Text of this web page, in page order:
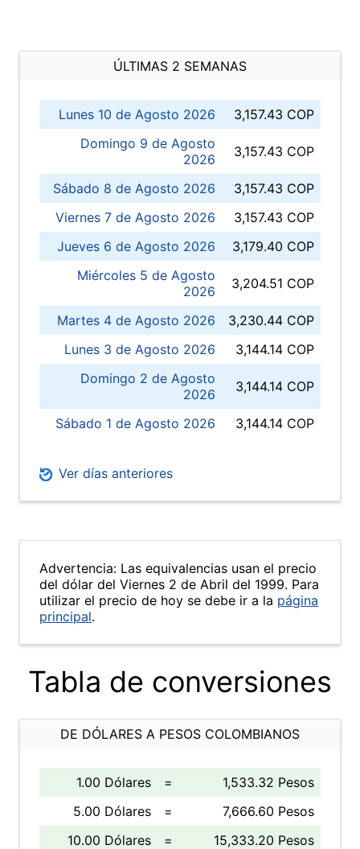
ÚLTIMAS 2 SEMANAS
Lunes 10 de Agosto 2026
3,157.43 COP
Domingo 9 de Agosto
2026
3,157.43 COP
Sábado 8 de Agosto 2026
3,157.43 COP
Viernes 7 de Agosto 2026
3,157.43 COP
Jueves 6 de Agosto 2026
3,179.40 COP
Miércoles 5 de Agosto
2026
3,204.51 COP
Martes 4 de Agosto 2026
3,230.44 COP
Lunes 3 de Agosto 2026
3,144.14 COP
Domingo 2 de Agosto
2026
3,144.14 COP
Sábado 1 de Agosto 2026 3,144.14 COP
Ver días anteriores
Advertencia: Las equivalencias usan el precio
del dólar del Viernes 2 de Abril del 1999. Para
utilizar el precio de hoy se debe ir a la página
principal.
Tabla de conversiones
DE DÓLARES A PESOS COLOMBIANOS
1.00 Dólares =
1,533.32 Pesos
5.00 Dólares
=
7,666.60 Pesos
10.00 Dólares
=
15,333.20 Pesos